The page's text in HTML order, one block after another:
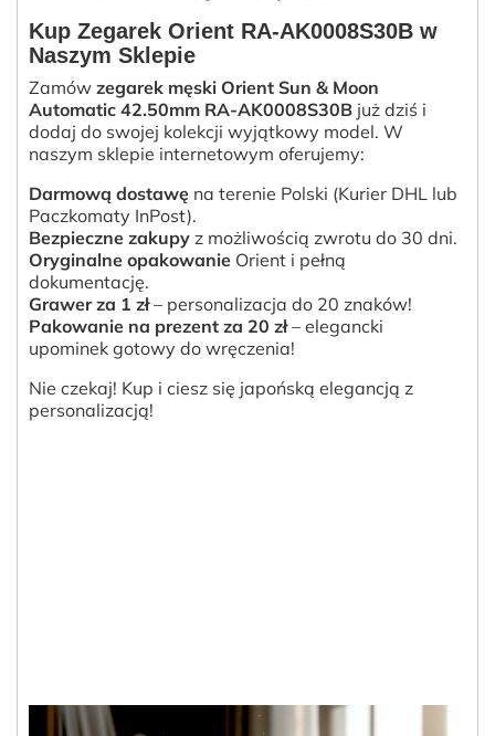
Kup Zegarek Orient RA-AK0008S30B w
Naszym Sklepie
Zamów zegarek męski Orient Sun & Moon
Automatic 42.50mm RA-AK0008S30B już dziś i
dodaj do swojej kolekcji wyjątkowy model. W
naszym sklepie internetowym oferujemy:
Darmową dostawę na terenie Polski (Kurier DHL lub
Paczkomaty InPost).
Bezpieczne zakupy z możliwością zwrotu do 30 dni.
Oryginalne opakowanie Orient i pełną
dokumentację.
Grawer za 1 zł– personalizacja do 20 znaków!
Pakowanie na prezent za 20 zł– elegancki
upominek gotowy do wręczenia!
Nie czekaj! Kup i ciesz się japońską elegancją z
personalizacją!